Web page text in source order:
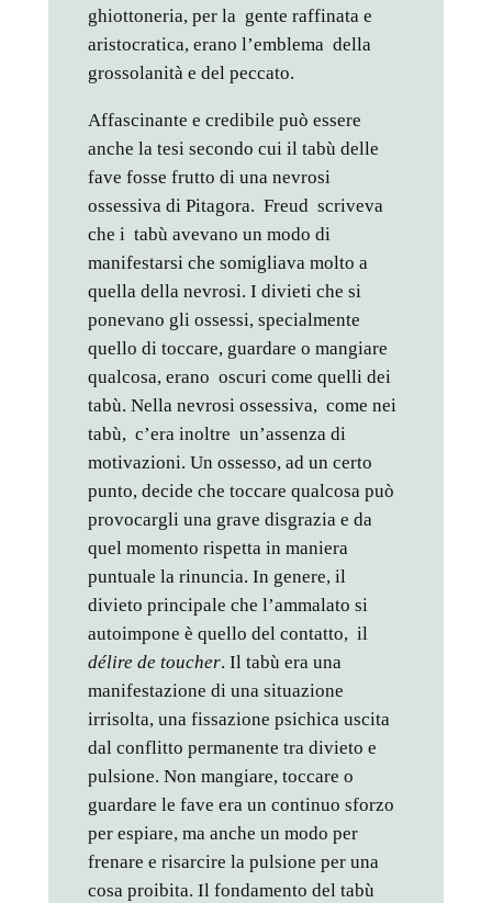
ghiottoneria, per la gente raffinata e
aristocratica, erano l’emblema della
grossolanità e del peccato.
Affascinante e credibile può essere
anche la tesi secondo cui il tabù delle
fave fosse frutto di una nevrosi
ossessiva di Pitagora. Freud scriveva
che i tabù avevano un modo di
manifestarsi che somigliava molto a
quella della nevrosi. I divieti che si
ponevano gli ossessi, specialmente
quello di toccare, guardare o mangiare
qualcosa, erano oscuri come quelli dei
tabù. Nella nevrosi ossessiva, come nei
tabù, c’era inoltre un’assenza di
motivazioni. Un ossesso, ad un certo
punto, decide che toccare qualcosa può
provocargli una grave disgrazia e da
quel momento rispetta in maniera
puntuale la rinuncia. In genere, il
divieto principale che l’ammalato si
autoimpone è quello del contatto, il
délire de toucher. Il tabù era una
manifestazione di una situazione
irrisolta, una fissazione psichica uscita
dal conflitto permanente tra divieto e
pulsione. Non mangiare, toccare o
guardare le fave era un continuo sforzo
per espiare, ma anche un modo per
frenare e risarcire la pulsione per una
cosa proibita. Il fondamento del tabù